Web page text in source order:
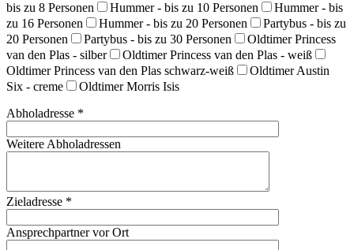
bis zu 8 Personen
Hummer - bis zu 10 Personen
Hummer - bis
zu 16 Personen
Hummer - bis zu 20 Personen
Partybus - bis zu
20 Personen
Partybus - bis zu 30 Personen
Oldtimer Princess
van den Plas - silber
Oldtimer Princess van den Plas - weiß
Oldtimer Princess van den Plas schwarz-weiß
Oldtimer Austin
Six - creme
Oldtimer Morris Isis
Abholadresse *
Weitere Abholadressen
Zieladresse *
Ansprechpartner vor Ort